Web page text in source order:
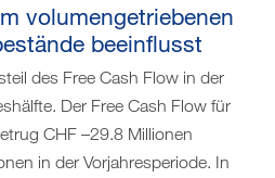
volumengetriebenen
beeinflusst
des Free Cash Flow in der
Der Free Cash Flow für
CHF –29.8 Millionen
in der Vorjahresperiode. In